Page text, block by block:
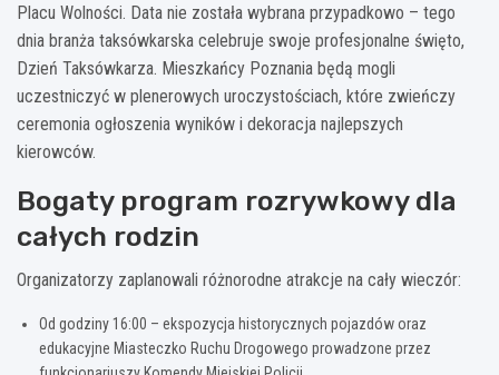
Placu Wolności. Data nie została wybrana przypadkowo – tego
dnia branża taksówkarska celebruje swoje profesjonalne święto,
Dzień Taksówkarza. Mieszkańcy Poznania będą mogli
uczestniczyć w plenerowych uroczystościach, które zwieńczy
ceremonia ogłoszenia wyników i dekoracja najlepszych
kierowców.
Bogaty program rozrywkowy dla
całych rodzin
Organizatorzy zaplanowali różnorodne atrakcje na cały wieczór:
Od godziny 16:00 – ekspozycja historycznych pojazdów oraz
edukacyjne Miasteczko Ruchu Drogowego prowadzone przez